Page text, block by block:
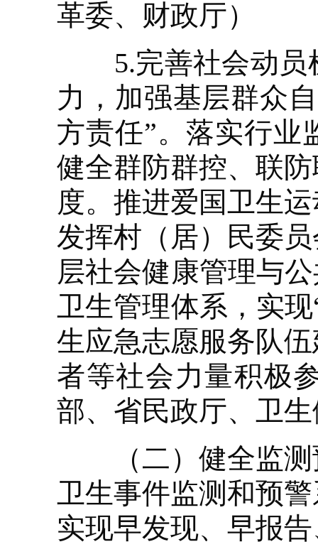
革委、财政厅）
5.完善社会动员
力，加强基层群众
方责任”。落实行业
健全群防群控、联
度。推进爱国卫生
发挥村（居）民委
层社会健康管理与
卫生管理体系，实
生应急志愿服务队
者等社会力量积极
部、省民政厅、卫
（二）健全监测
卫生事件监测和预
实现早发现、早报